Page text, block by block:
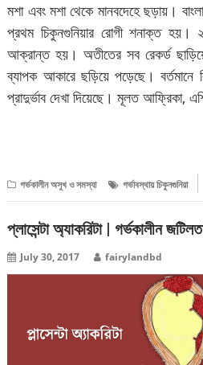
মশা এবং মশা থেকে মানবদেহে ছড়ায়।
প্রথম চিকুনগুনিয়ার রোগী শনাক্ত হয়।
আক্রান্ত হয়। অতীতের সব রেকর্ড
ব্যাপক আকারে ছড়িয়ে পড়েছে। বর্তমানে
প্রাদুর্ভাব দেখা দিয়েছে। মূলত আফ্রিকা,
গর্ভকালীন অসুখ ও সমস্যা গর্ভাবস্থায় চিকুনগুনিয়া
প্লাসেন্টা অ্যাকরিটা | গর্ভকালীন
July 30, 2017 fairylandbd